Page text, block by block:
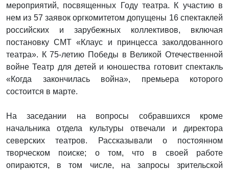
мероприятий, посвященных Году театра. К участию в
нем из 57 заявок оргкомитетом допущены 16 спектаклей
российских и зарубежных коллективов, включая
постановку СМТ «Клаус и принцесса заколдованного
театра». К 75-летию Победы в Великой Отечественной
войне Театр для детей и юношества готовит спектакль
«Когда закончилась война», премьера которого
состоится в марте.
На заседании на вопросы собравшихся кроме
начальника отдела культуры отвечали и директора
северских театров. Рассказывали о постоянном
творческом поиске; о том, что в своей работе
опираются, в том числе, на запросы зрительской